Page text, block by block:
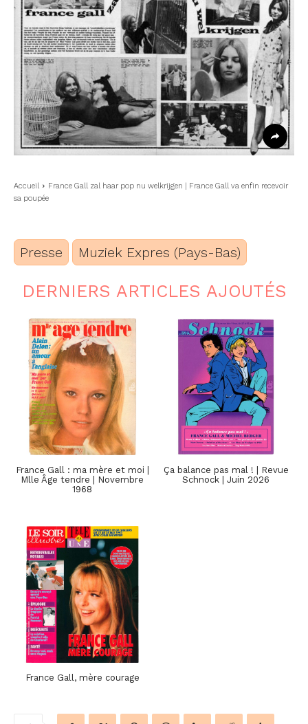
Accueil
France Gall zal haar pop nu welkrijgen | France Gall va enfin recevoir
sa poupée
Presse Muziek Expres (Pays-Bas)
DERNIERS ARTICLES AJOUTÉS
France Gall : ma mère et moi |
Mlle Âge tendre | Novembre
1968
Ça balance pas mal ! | Revue
Schnock | Juin 2026
France Gall, mère courage